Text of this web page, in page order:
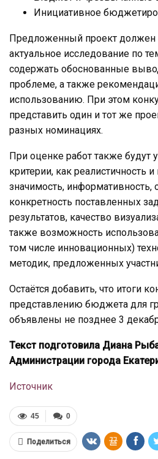
Инициативное
Предложенный проект должен
актуальное исследование по
содержать обоснованные
проблеме, а также
использованию. При этом
представить один и тот же
разных номинациях.
При оценке работ также будут
критерии, как реалистичность и
значимость, информативность,
конкретность поставленных
результатов, качество
также возможность
том числе инновационных)
методик, предложенных
Остаётся добавить, что итоги
представлению бюджета для
объявлены не позднее 3
Текст подготовила Диана
Администрации города
Источник
0
45
Поделиться